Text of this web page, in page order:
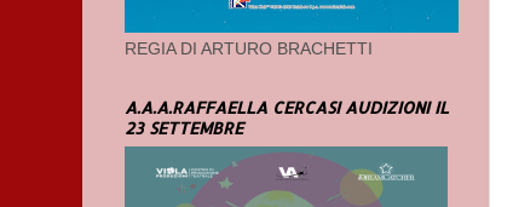
REGIA DI ARTURO BRACHETTI
A.A.A.RAFFAELLA CERCASI AUDIZIONI IL
23 SETTEMBRE